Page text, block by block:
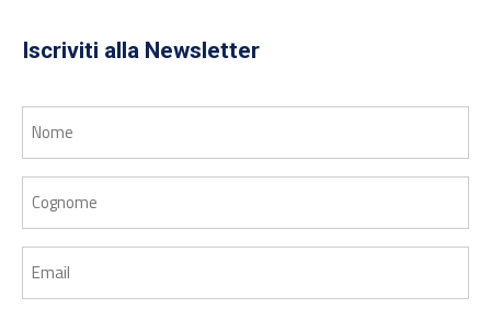
Iscriviti alla Newsletter
Nome
Cognome
Email